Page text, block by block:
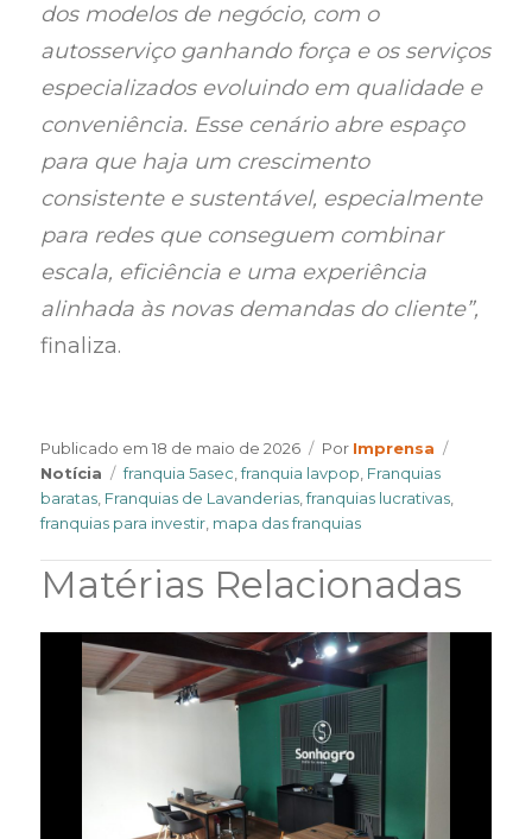
dos modelos de negócio, com o
autosserviço ganhando força e os serviços
especializados evoluindo em qualidade e
conveniência. Esse cenário abre espaço
para que haja um crescimento
consistente e sustentável, especialmente
para redes que conseguem combinar
escala, eficiência e uma experiência
alinhada às novas demandas do cliente”,
finaliza.
Publicado em18 de maio de 2026 Por Author
Imprensa
Notícia
Tags
franquia 5asec ,franquia lavpop Franquias
baratas Franquias de Lavanderias ,franquias lucrativas
franquias para investir mapa das franquias
Matérias Relacionadas